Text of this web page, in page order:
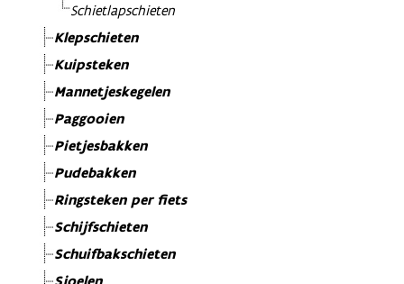
Schietlapschieten
Klepschieten
Kuipsteken
Mannetjeskegelen
Paggooien
Pietjesbakken
Pudebakken
Ringsteken per fiets
Schijfschieten
Schuifbakschieten